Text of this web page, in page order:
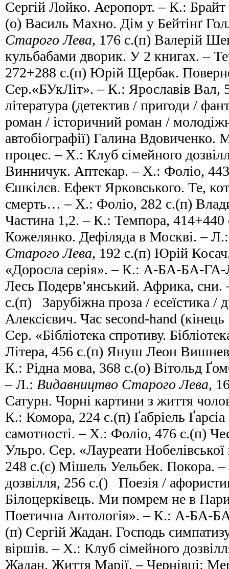
Сергій Лойко. Аеропорт. – К.:
(о) Василь Махно. Дім у Бейтінґ
Старого Лева, 176 с.(п) Валерій
кульбабами дворик. У 2 книгах. –
272+288 с.(п) Юрій Щербак.
Сер.«БУкЛіт». – К.: Ярославів
література (детектив / пригоди /
роман / історичний роман /
автобіографії) Галина Вдовиченко.
процес. – Х.: Клуб сімейного
Винничук. Аптекар. – Х.: Фоліо,
Єшкілєв. Ефект Ярковського. Те,
смерть… – Х.: Фоліо, 282 с.(п)
Частина 1,2. – К.: Темпора, 414+440
Кожелянко. Дефіляда в Москві. –
Старого Лева, 192 с.(п) Юрій
«Доросла серія». – К.: А-БА-БА-
Лесь Подерв’янський. Африка,
с.(п) Зарубіжна проза / есеїстика /
Алексієвич. Час second-hand
Сер. «Бібліотека спротиву.
Літера, 456 с.(п) Януш Леон
К.: Рідна мова, 368 с.(о) Вітольд
– Л.: Видавництво Старого Лева,
Сатурн. Чорні картини з життя
К.: Комора, 224 с.(п) Ґабріель
самотності. – Х.: Фоліо, 476 с.(п)
Ульро. Сер. «Лауреати
248 с.(с) Мішель Уельбек. Покора.
дозвілля, 256 с.() Поезія /
Білоцерківець. Ми помрем не в
Поетична Антологія». – К.: А-
(п) Сергій Жадан. Господь
віршів. – Х.: Клуб сімейного
Жадан. Життя Марії. – Чернівці: